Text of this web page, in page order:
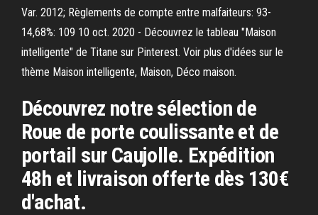
Var. 2012; Règlements de compte entre malfaiteurs: 93-
14,68%: 109 10 oct. 2020 - Découvrez le tableau "Maison
intelligente" de Titane sur Pinterest. Voir plus d'idées sur le
thème Maison intelligente, Maison, Déco maison.
Découvrez notre sélection de
Roue de porte coulissante et de
portail sur Caujolle. Expédition
48h et livraison offerte dès 130€
d'achat.